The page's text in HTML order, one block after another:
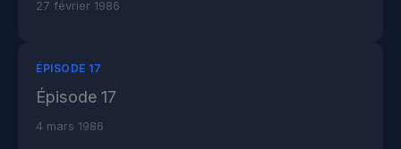
27 février 1986
ÉPISODE 17
Épisode 17
4 mars 1986